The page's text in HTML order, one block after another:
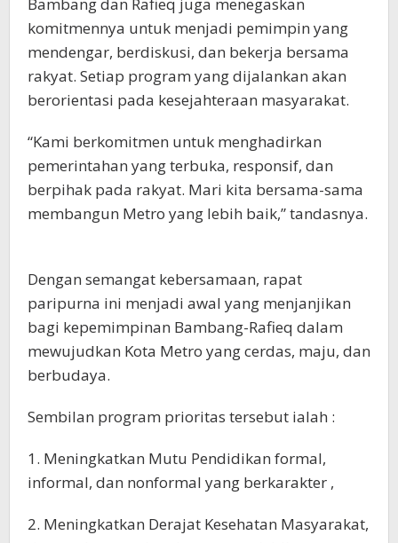
Bambang dan Rafieq juga menegaskan
komitmennya untuk menjadi pemimpin yang
mendengar, berdiskusi, dan bekerja bersama
rakyat. Setiap program yang dijalankan akan
berorientasi pada kesejahteraan masyarakat.
“Kami berkomitmen untuk menghadirkan
pemerintahan yang terbuka, responsif, dan
berpihak pada rakyat. Mari kita bersama-sama
membangun Metro yang lebih baik,” tandasnya.
Dengan semangat kebersamaan, rapat
paripurna ini menjadi awal yang menjanjikan
bagi kepemimpinan Bambang-Rafieq dalam
mewujudkan Kota Metro yang cerdas, maju, dan
berbudaya.
Sembilan program prioritas tersebut ialah :
1. Meningkatkan Mutu Pendidikan formal,
informal, dan nonformal yang berkarakter ,
2. Meningkatkan Derajat Kesehatan Masyarakat,